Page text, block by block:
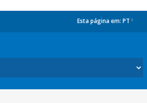
Esta página em: PT